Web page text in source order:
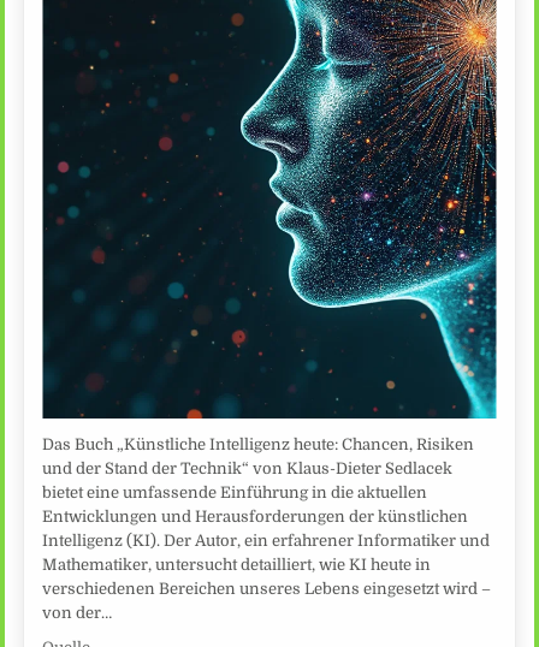
Das Buch „Künstliche Intelligenz heute: Chancen, Risiken
und der Stand der Technik“ von Klaus-Dieter Sedlacek
bietet eine umfassende Einführung in die aktuellen
Entwicklungen und Herausforderungen der künstlichen
Intelligenz (KI). Der Autor, ein erfahrener Informatiker und
Mathematiker, untersucht detailliert, wie KI heute in
verschiedenen Bereichen unseres Lebens eingesetzt wird –
von der…